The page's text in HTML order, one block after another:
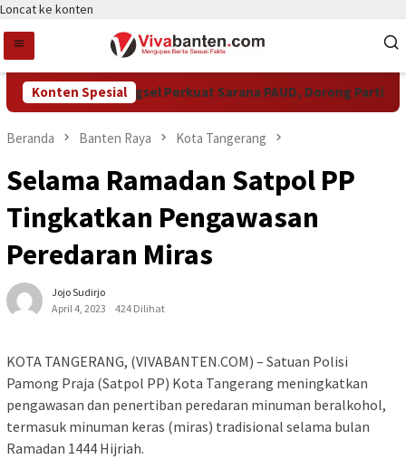
Loncat ke konten
Konten Spesial
Pemkot Tangsel Perkuat Sarana PAUD, Dorong
Beranda Banten Raya Kota Tangerang
Selama Ramadan Satpol PP
Tingkatkan Pengawasan
Peredaran Miras
Jojo Sudirjo
April 4, 2023
424 Dilihat
KOTA TANGERANG, (VIVABANTEN.COM) – Satuan Polisi
Pamong Praja (Satpol PP) Kota Tangerang meningkatkan
pengawasan dan penertiban peredaran minuman beralkohol,
termasuk minuman keras (miras) tradisional selama bulan
Ramadan 1444 Hijriah.